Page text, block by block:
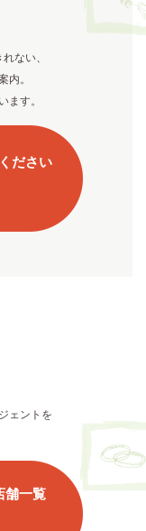
ない、
内。
ます。
ださい
ェントを
舗一覧